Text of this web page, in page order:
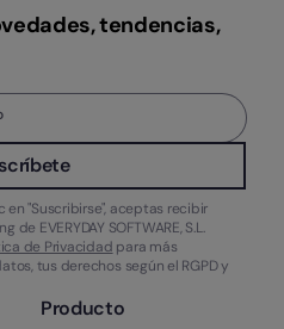
tendencias,
"Suscribirse", aceptas recibir
EVERYDAY SOFTWARE, S.L.
de Privacidad para más
tus derechos según el RGPD y
Producto